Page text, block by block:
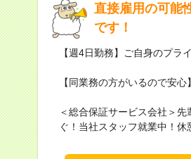
直接雇用の可能
です！
【週4日勤務】ご自身のプラ
【同業務の方がいるので安
＜総合保証サービス会社＞
ぐ！当社スタッフ就業中！休